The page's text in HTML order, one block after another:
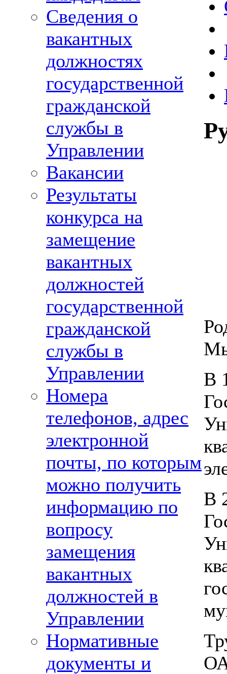
Сведения о
вакантных
должностях
государственной
гражданской
службы в
Управлении
Вакансии
Результаты
конкурса на
замещение
вакантных
должностей
государственной
гражданской
службы в
Управлении
Номера
телефонов, адрес
электронной
почты, по которым
можно получить
информацию по
вопросу
замещения
вакантных
должностей в
Управлении
Нормативные
документы и
В
В